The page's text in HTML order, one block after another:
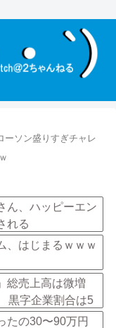
ーソン盛りすぎチャレ
ん、ハッピーエン
れる
、はじまるｗｗｗ
総売上高は微増
黒字企業割合は5
たの30〜90万円